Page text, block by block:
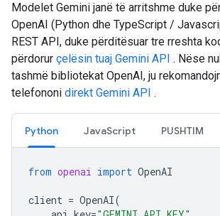
Modelet Gemini janë të arritshme duke
OpenAI (Python dhe TypeScript /
REST API, duke përditësuar tre rreshta
përdorur çelësin tuaj Gemini API . Nëse
tashmë bibliotekat OpenAI, ju
telefononi direkt Gemini API .
Python JavaScript PUSHTIM
from openai import OpenAI
client = OpenAI(